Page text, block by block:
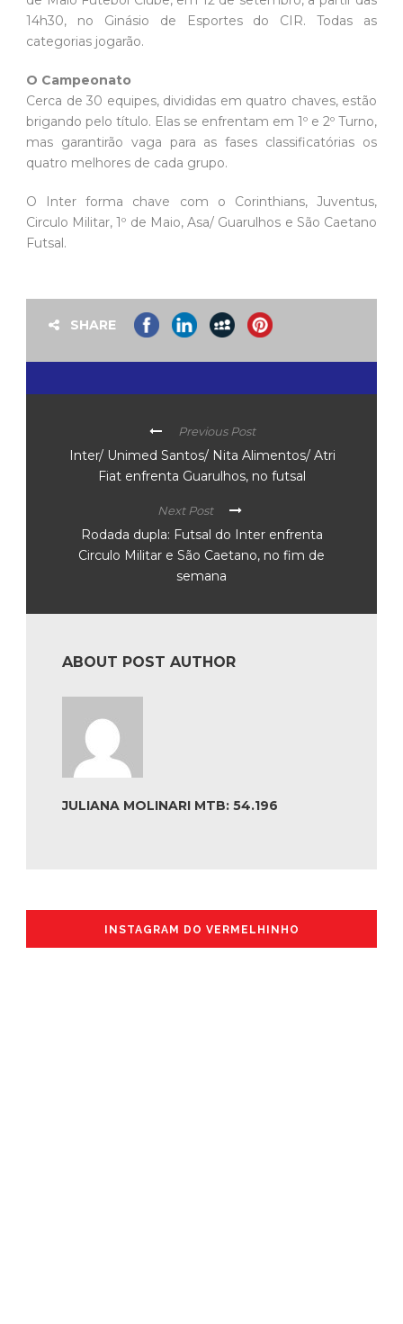
14h30, no Ginásio de Esportes do CIR. Todas as
categorias jogarão.
O Campeonato
Cerca de 30 equipes, divididas em quatro chaves, estão
brigando pelo título. Elas se enfrentam em 1º e 2º Turno,
mas garantirão vaga para as fases classificatórias os
quatro melhores de cada grupo.
O Inter forma chave com o Corinthians, Juventus,
Circulo Militar, 1º de Maio, Asa/ Guarulhos e São Caetano
Futsal.
SHARE
Previous Post
Inter/ Unimed Santos/ Nita Alimentos/ Atri
Fiat enfrenta Guarulhos, no futsal
Next Post
Rodada dupla: Futsal do Inter enfrenta
Circulo Militar e São Caetano, no fim de
semana
ABOUT POST AUTHOR
JULIANA MOLINARI MTB: 54.196
INSTAGRAM DO VERMELHINHO